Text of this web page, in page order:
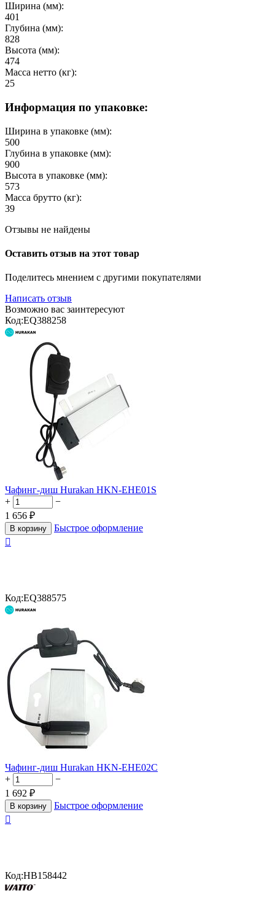
Ширина (мм):
401
Глубина (мм):
828
Высота (мм):
474
Масса нетто (кг):
25
Информация по упаковке:
Ширина в упаковке (мм):
500
Глубина в упаковке (мм):
900
Высота в упаковке (мм):
573
Масса брутто (кг):
39
Отзывы не найдены
Оставить отзыв на этот товар
Поделитесь мнением с другими покупателями
Написать отзыв
Возможно вас заинтересуют
Код:EQ388258
Чафинг-диш Hurakan HKN-EHE01S
+
−
1 656 ₽
В корзину
Быстрое оформление

Код:EQ388575
Чафинг-диш Hurakan HKN-EHE02C
+
−
1 692 ₽
В корзину
Быстрое оформление

Код:HB158442